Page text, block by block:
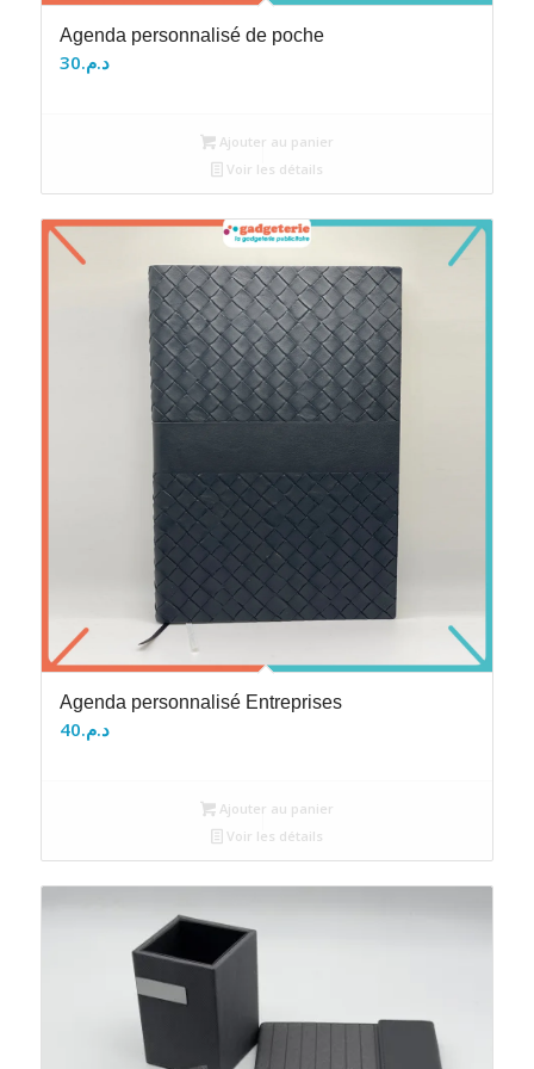
Agenda personnalisé de poche
د.م.30
Ajouter au panier
Voir les détails
Agenda personnalisé Entreprises
د.م.40
Ajouter au panier
Voir les détails